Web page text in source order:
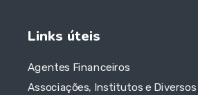
Links úteis
Agentes Financeiros
Associações, Institutos e Diversos